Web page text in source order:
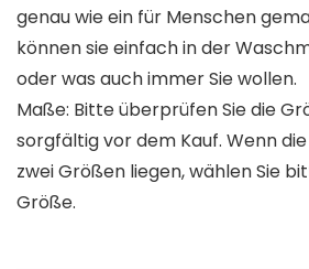
genau wie ein für Menschen
können sie einfach in der
oder was auch immer Sie wollen.
Maße: Bitte überprüfen Sie die
sorgfältig vor dem Kauf. Wenn
zwei Größen liegen, wählen Sie
Größe.